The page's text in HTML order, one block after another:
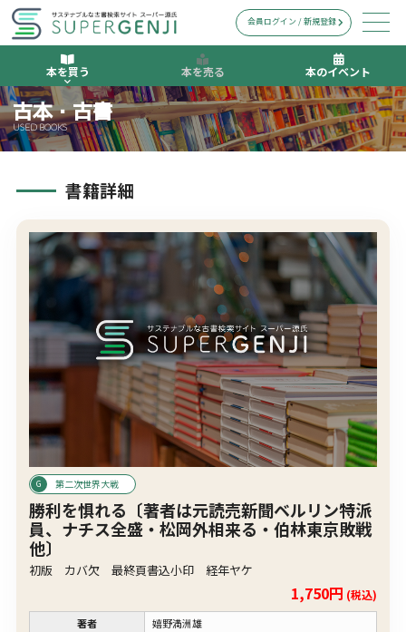
本を買う 本を売る 本のイベント
会員ログイン / 新規登録
古本・古書
USED BOOKS
書籍詳細
第二次世界大戦
勝利を惧れる〔著者は元読売新聞ベルリン特派
員、ナチス全盛・松岡外相来る・伯林東京敗戦
他〕
初版 カバ欠 最終頁書込小印 経年ヤケ
1,750円 (税込)
著者
嬉野満洲雄